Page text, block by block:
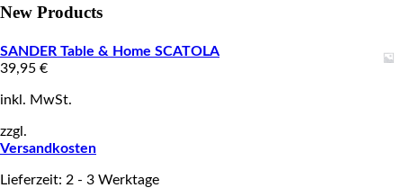
New Products
SANDER Table & Home SCATOLA
39,95 €
inkl. MwSt.
zzgl.
Versandkosten
Lieferzeit: 2 - 3 Werktage